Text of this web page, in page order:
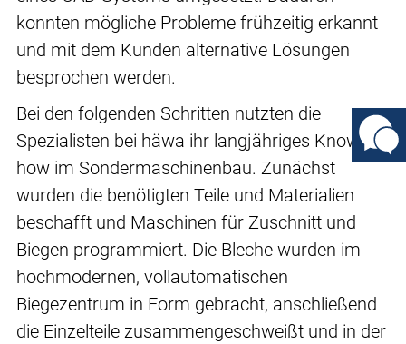
konnten mögliche Probleme frühzeitig erkannt
und mit dem Kunden alternative Lösungen
besprochen werden.
Bei den folgenden Schritten nutzten die
Spezialisten bei häwa ihr langjähriges Know-
how im Sondermaschinenbau. Zunächst
wurden die benötigten Teile und Materialien
beschafft und Maschinen für Zuschnitt und
Biegen programmiert. Die Bleche wurden im
hochmodernen, vollautomatischen
Biegezentrum in Form gebracht, anschließend
die Einzelteile zusammengeschweißt und in der